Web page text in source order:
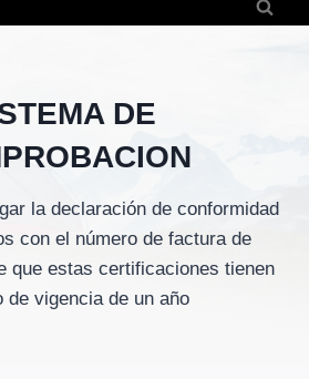
DE
la declaración de conformidad
con el número de factura de
que estas certificaciones tienen
de vigencia de un año